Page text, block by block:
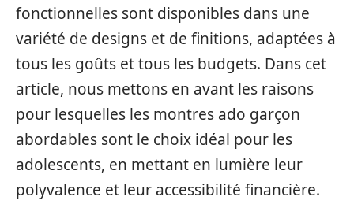
fonctionnelles sont disponibles dans une
variété de designs et de finitions, adaptées à
tous les goûts et tous les budgets. Dans cet
article, nous mettons en avant les raisons
pour lesquelles les montres ado garçon
abordables sont le choix idéal pour les
adolescents, en mettant en lumière leur
polyvalence et leur accessibilité financière.